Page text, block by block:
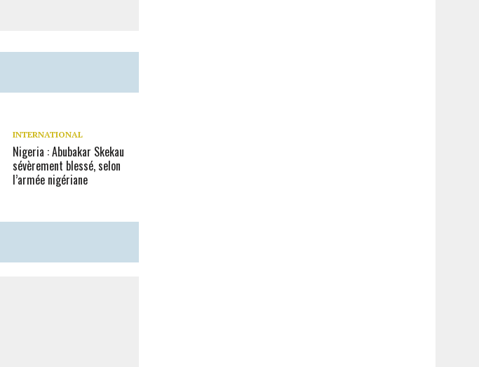
INTERNATIONAL
Nigeria : Abubakar Skekau
sévèrement blessé, selon
l’armée nigériane